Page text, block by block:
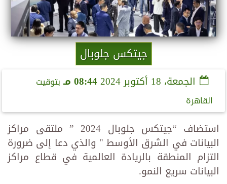
جيتكس جلوبال
الجمعة، 18 أكتوبر 2024 08:44 مـ
بتوقيت
القاهرة
استضاف “جيتكس جلوبال 2024 ” ملتقى مراكز
البيانات في الشرق الأوسط " والذي دعا إلى ضرورة
التزام المنطقة بالريادة العالمية في قطاع مراكز
البيانات سريع النمو.